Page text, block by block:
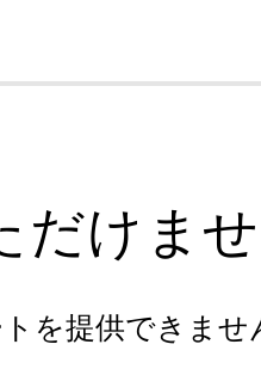
だけま
を提供できませ